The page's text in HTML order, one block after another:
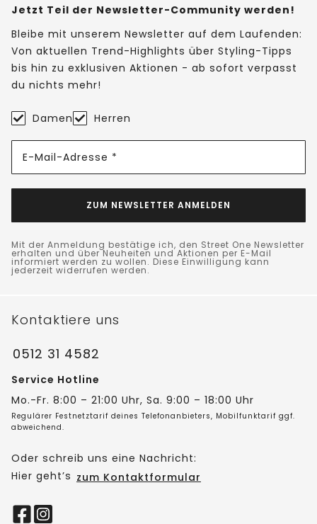
Jetzt Teil der Newsletter-Community werden!
Bleibe mit unserem Newsletter auf dem Laufenden:
Von aktuellen Trend-Highlights über Styling-Tipps
bis hin zu exklusiven Aktionen - ab sofort verpasst
du nichts mehr!
Damen Herren
E-Mail-Adresse *
ZUM NEWSLETTER ANMELDEN
Mit der Anmeldung bestätige ich, den Street One Newsletter
erhalten und über Neuheiten und Aktionen per E-Mail
informiert werden zu wollen. Diese Einwilligung kann
jederzeit widerrufen werden.
Kontaktiere uns
0512 31 4582
Service Hotline
Mo.-Fr. 8:00 – 21:00 Uhr, Sa. 9:00 – 18:00 Uhr
Regulärer Festnetztarif deines Telefonanbieters, Mobilfunktarif ggf.
abweichend.
Oder schreib uns eine Nachricht:
Hier geht’s zum Kontaktformular